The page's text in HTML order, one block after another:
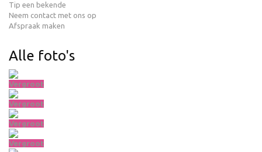
Tip een bekende
Neem contact met ons op
Afspraak maken
Alle foto's
Vergroot
Vergroot
Vergroot
Vergroot